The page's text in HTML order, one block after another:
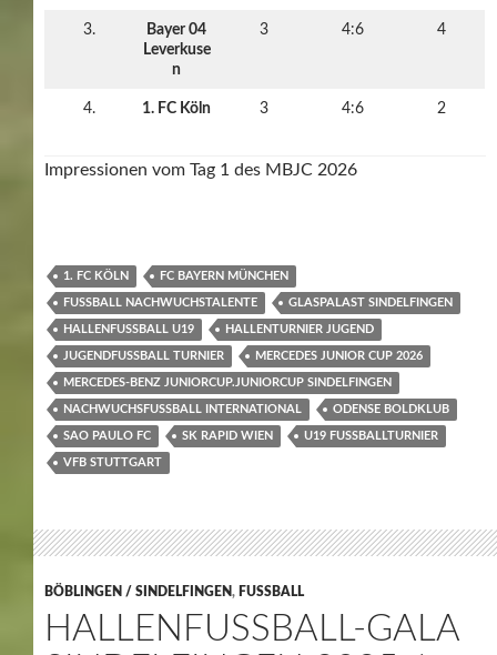
3.
Bayer 04
Leverkuse
n
3 4:6 4
4. 1. FC Köln 3 4:6 2
Impressionen vom Tag 1 des MBJC 2026
1. FC KÖLN FC BAYERN MÜNCHEN
FUSSBALL NACHWUCHSTALENTE GLASPALAST SINDELFINGEN
HALLENFUSSBALL U19 HALLENTURNIER JUGEND
JUGENDFUSSBALL TURNIER MERCEDES JUNIOR CUP 2026
MERCEDES-BENZ JUNIORCUP.JUNIORCUP SINDELFINGEN
NACHWUCHSFUSSBALL INTERNATIONAL ODENSE BOLDKLUB
SAO PAULO FC SK RAPID WIEN U19 FUSSBALLTURNIER
VFB STUTTGART
BÖBLINGEN / SINDELFINGEN, FUSSBALL
HALLENFUSSBALL-GALA S